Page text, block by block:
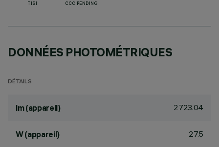
TISI CCC PENDING
DONNÉES PHOTOMÉTRIQUES
DÉTAILS
lm (appareil) 2723.04
W (appareil) 27.5